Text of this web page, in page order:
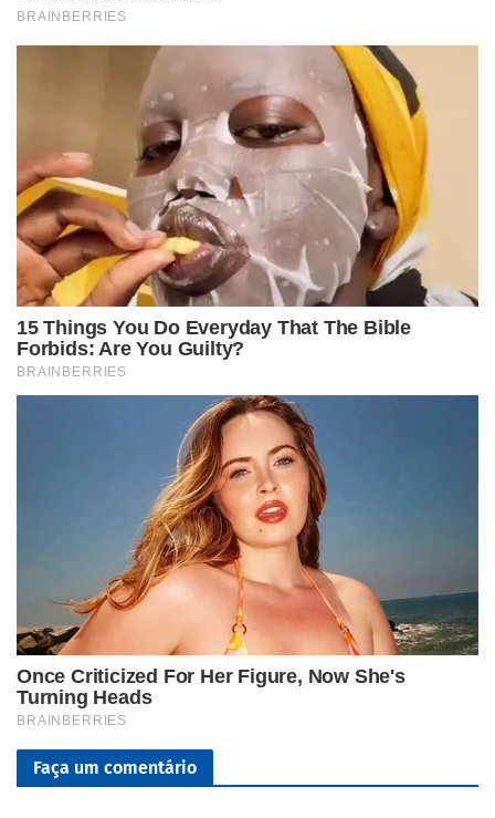
Faça um comentário